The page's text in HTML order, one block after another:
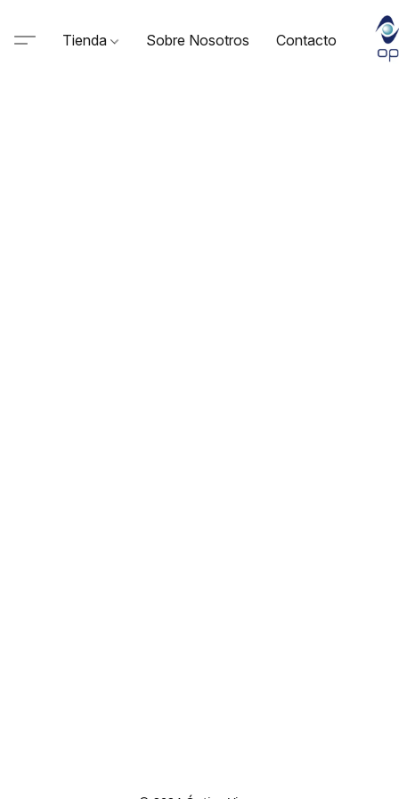
Tienda Sobre Nosotros Contacto